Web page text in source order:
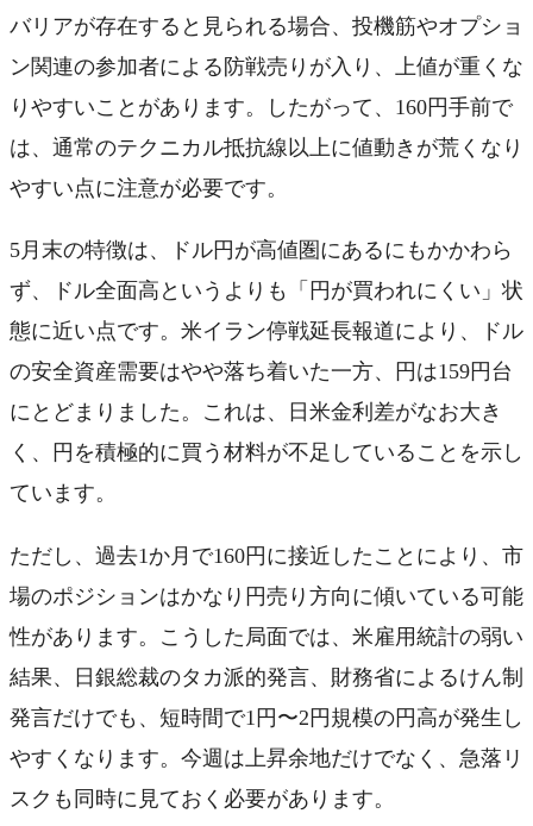
バリアが存在すると見られる場合、投機筋やオプショ
ン関連の参加者による防戦売りが入り、上値が重くな
りやすいことがあります。したがって、160円手前で
は、通常のテクニカル抵抗線以上に値動きが荒くなり
やすい点に注意が必要です。
5月末の特徴は、ドル円が高値圏にあるにもかかわら
ず、ドル全面高というよりも「円が買われにくい」状
態に近い点です。米イラン停戦延長報道により、ドル
の安全資産需要はやや落ち着いた一方、円は159円台
にとどまりました。これは、日米金利差がなお大き
く、円を積極的に買う材料が不足していることを示し
ています。
ただし、過去1か月で160円に接近したことにより、市
場のポジションはかなり円売り方向に傾いている可能
性があります。こうした局面では、米雇用統計の弱い
結果、日銀総裁のタカ派的発言、財務省によるけん制
発言だけでも、短時間で1円〜2円規模の円高が発生し
やすくなります。今週は上昇余地だけでなく、急落リ
スクも同時に見ておく必要があります。